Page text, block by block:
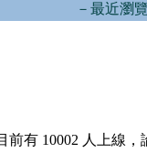
－最近瀏
前有 10002 人上線